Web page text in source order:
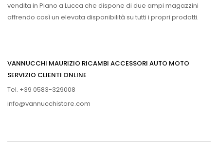
vendita in Piano a Lucca che dispone di due ampi magazzini
offrendo così un elevata disponibilità su tutti i propri prodotti.
VANNUCCHI MAURIZIO RICAMBI ACCESSORI AUTO MOTO
SERVIZIO CLIENTI ONLINE
Tel. +39 0583-329008
info@vannucchistore.com